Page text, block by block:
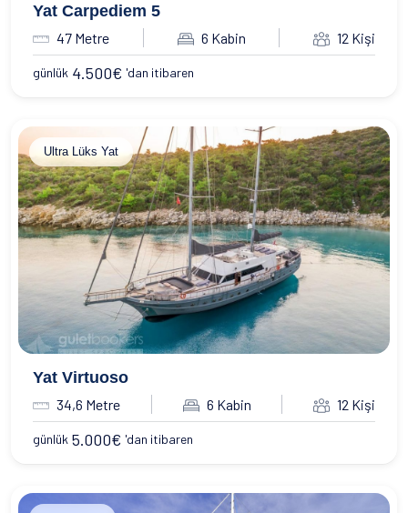
Yat Carpediem 5
47 Metre 6 Kabin 12 Kişi
günlük 4.500€ 'dan itibaren
Ultra Lüks Yat
Yat Virtuoso
34,6 Metre 6 Kabin 12 Kişi
günlük 5.000€ 'dan itibaren